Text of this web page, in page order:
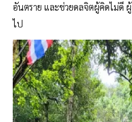
อันตราย และช่วยดลจิตผู้คิดไม่ดี
ไป